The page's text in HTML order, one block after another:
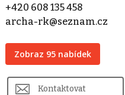
+420 608 135 458
archa-rk@seznam.cz
Zobraz 95 nabídek
Kontaktovat